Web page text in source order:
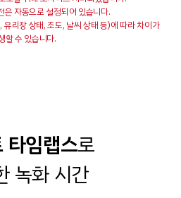
은 자동으로 설정되어 있습니다.
리창 상태, 조도, 날씨 상태 등)에 따라 차이가
할 수 있습니다.
타임랩스로
녹화 시간